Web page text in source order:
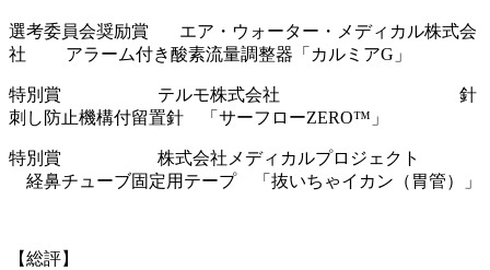
選考委員会奨励賞 エア・ウォーター・メディカル株式会
社 アラーム付き酸素流量調整器「カルミアG」
特別賞 テルモ株式会社 針
刺し防止機構付留置針 「サーフローZERO™」
特別賞 株式会社メディカルプロジェクト
経鼻チューブ固定用テープ 「抜いちゃイカン（胃管）」
【総評】